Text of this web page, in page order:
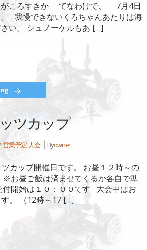
がころすきか てなわけで、 7月4日
。 我慢できないくろちゃんあたりは海
い。 シュノーケルもあ […]
ツカップ
,営業予定,大会 Byowner
カップ開催日です。 お昼１２時～の
※お昼ご飯は済ませてくるか各自で準
付開始は１０：００です 大会中はお
す。 （12時～17 […]